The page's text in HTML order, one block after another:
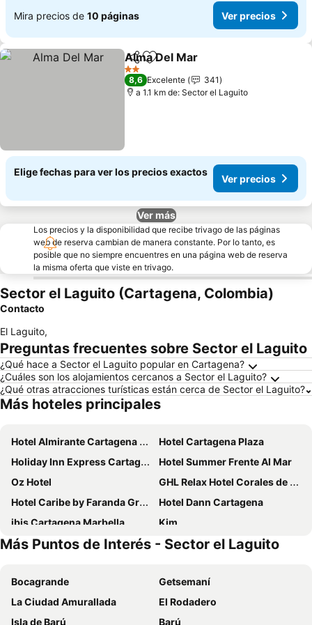
Mira precios de 10 páginas Ver precios
CompartirAgregar a favoritos
Alma Del Mar
2 Estrellas
8,6 Excelente
341
a 1.1 km de: Sector el Laguito
Elige fechas para ver los precios exactos
Ver precios
Ver más
Los precios y la disponibilidad que recibe trivago de las páginas
web de reserva cambian de manera constante. Por lo tanto, es
posible que no siempre encuentres en una página web de reserva
la misma oferta que viste en trivago.
Sector el Laguito (Cartagena, Colombia)
Contacto
El Laguito,
Preguntas frecuentes sobre Sector el Laguito
¿Qué hace a Sector el Laguito popular en Cartagena?
¿Cuáles son los alojamientos cercanos a Sector el Laguito?
¿Qué otras atracciones turísticas están cerca de Sector el Laguito?
Más hoteles principales
Hotel Almirante Cartagena Colombia
Hotel Cartagena Plaza
Holiday Inn Express Cartagena Bocagrande By Ihg
Hotel Summer Frente Al Mar
Oz Hotel
GHL Relax Hotel Corales de Indias
Hotel Caribe by Faranda Grand, a member of Radisson Individuals
Hotel Dann Cartagena
ibis Cartagena Marbella
Kim
Estelar Playa Manzanillo - All inclusive
Hotel Playa Club
Sonesta Hotel Cartagena
Hotel Regatta Cartagena
InterContinental Cartagena De Indias by IHG
Hotel Cartagena Dubai
Más Puntos de Interés - Sector el Laguito
Bocagrande
Getsemaní
La Ciudad Amurallada
El Rodadero
Isla de Barú
Barú